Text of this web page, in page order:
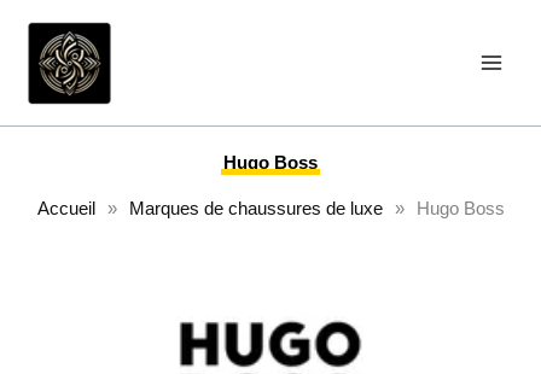
contenu
Hugo Boss
Accueil » Marques de chaussures de luxe » Hugo Boss